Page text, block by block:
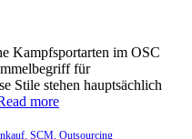
Kampfsportarten im OSC
für
Stile stehen hauptsächlich
more
SCM, Outsourcing